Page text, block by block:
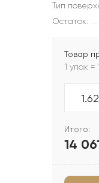
Тип
Остаток:
Товар
1 упак =
Итого:
14